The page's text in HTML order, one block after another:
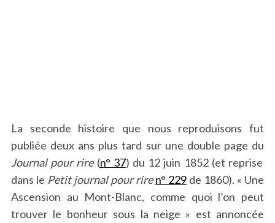
La seconde histoire que nous reproduisons fut
publiée deux ans plus tard sur une double page du
Journal pour rire (n° 37) du 12 juin 1852 (et reprise
dans le Petit journal pour rire n° 229 de 1860). « Une
Ascension au Mont-Blanc, comme quoi l’on peut
trouver le bonheur sous la neige » est annoncée